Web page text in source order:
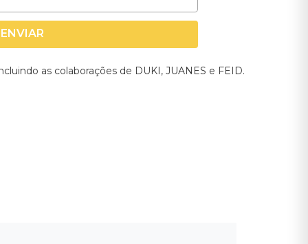
ENVIAR
as colaborações de DUKI, JUANES e FEID.